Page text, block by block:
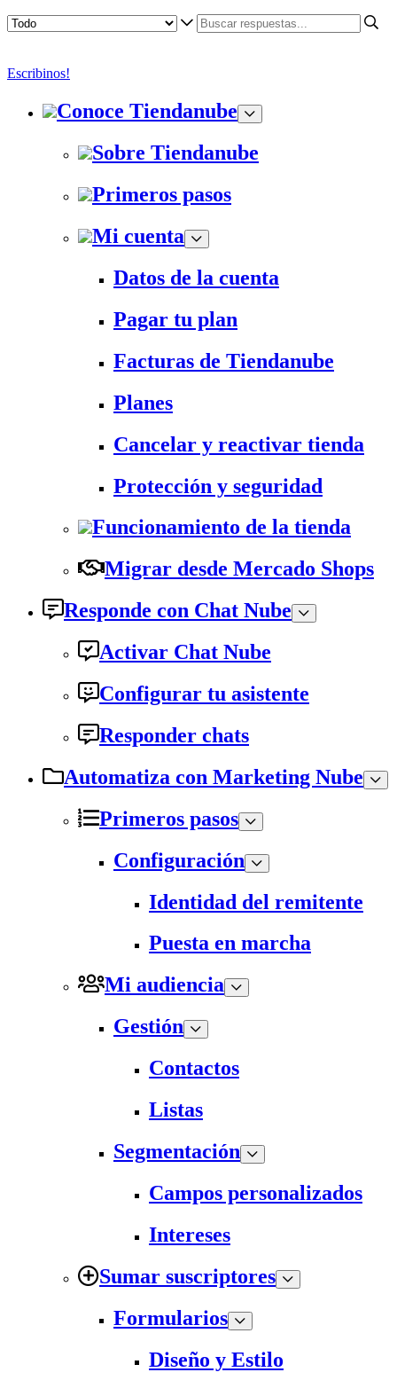
Escribinos!
Conoce Tiendanube
Sobre Tiendanube
Primeros pasos
Mi cuenta
Datos de la cuenta
Pagar tu plan
Facturas de Tiendanube
Planes
Cancelar y reactivar tienda
Protección y seguridad
Funcionamiento de la tienda
Migrar desde Mercado Shops
Responde con Chat Nube
Activar Chat Nube
Configurar tu asistente
Responder chats
Automatiza con Marketing Nube
Primeros pasos
Configuración
Identidad del remitente
Puesta en marcha
Mi audiencia
Gestión
Contactos
Listas
Segmentación
Campos personalizados
Intereses
Sumar suscriptores
Formularios
Diseño y Estilo